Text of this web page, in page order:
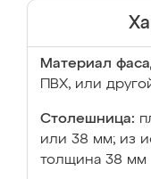
Материал
ПВХ, или
Столешница:
или 38 мм; из
толщина 38 мм